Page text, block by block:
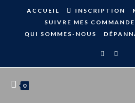
ACCUEIL INSCRIPTION
SUIVRE MES
QUI SOMMES-NOUS
0